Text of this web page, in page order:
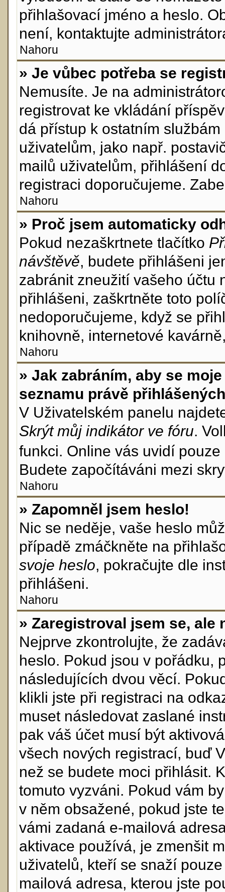
přihlašovací jméno a heslo.
není, kontaktujte
Nahoru
» Je vůbec potřeba se
Nemusíte. Je na
registrovat ke vkládání
dá přístup k ostatním
uživatelům, jako např.
mailů uživatelům, přihlášení
registraci doporučujeme.
Nahoru
» Proč jsem automaticky
Pokud nezaškrtnete tlačítko
návštěvě, budete přihlášeni
zabránit zneužití vašeho účtu
přihlášeni, zaškrtněte toto
nedoporučujeme, když se
knihovně, internetové
Nahoru
» Jak zabráním, aby se
seznamu právě
V Uživatelském panelu
Skrýt můj indikátor ve fóru.
funkci. Online vás uvidí
Budete započítáváni mezi
Nahoru
» Zapomněl jsem heslo!
Nic se neděje, vaše heslo
případě zmáčkněte na
svoje heslo, pokračujte dle
přihlášeni.
Nahoru
» Zaregistroval jsem se, ale
Nejprve zkontrolujte, že
heslo. Pokud jsou v pořádku,
následujících dvou věcí.
klikli jste při registraci na
muset následovat zaslané
pak váš účet musí být
všech nových registrací, buď
než se budete moci přihlásit.
tomuto vyzváni. Pokud vám
v něm obsažené, pokud jste
vámi zadaná e-mailová
aktivace používá, je zmenšit
uživatelů, kteří se snaží
mailová adresa, kterou jste